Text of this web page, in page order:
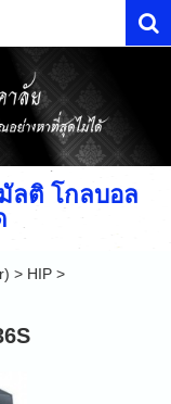
ลติ โกลบอล
> HIP>